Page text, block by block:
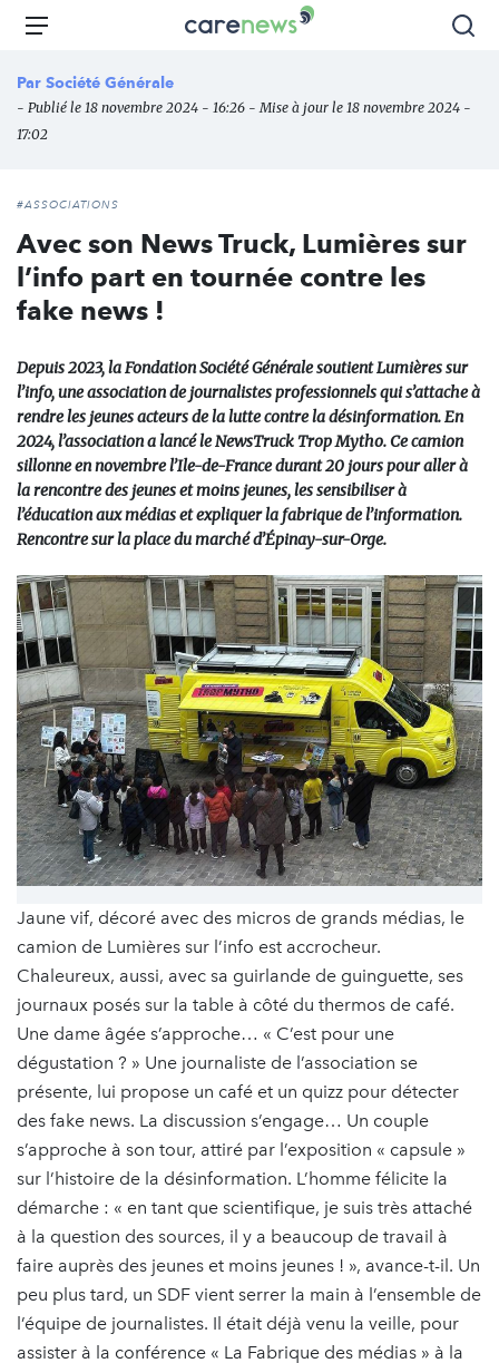
Aller
principal
Carenews,
des
Menu
Par Société Générale
- Publié le 18 novembre 2024 - 16:26 - Mise à jour le 18 novembre 2024 -
17:02
#ASSOCIATIONS
Avec son News Truck, Lumières sur
l’info part en tournée contre les
fake news !
Depuis 2023, la Fondation Société Générale soutient Lumières sur
l’info, une association de journalistes professionnels qui s’attache à
rendre les jeunes acteurs de la lutte contre la désinformation. En
2024, l’association a lancé le NewsTruck Trop Mytho. Ce camion
sillonne en novembre l’Ile-de-France durant 20 jours pour aller à
la rencontre des jeunes et moins jeunes, les sensibiliser à
l’éducation aux médias et expliquer la fabrique de l’information.
Rencontre sur la place du marché d’Épinay-sur-Orge.
Jaune vif, décoré avec des micros de grands médias, le
camion de Lumières sur l’info est accrocheur.
Chaleureux, aussi, avec sa guirlande de guinguette, ses
journaux posés sur la table à côté du thermos de café.
Une dame âgée s’approche… « C’est pour une
dégustation ? » Une journaliste de l’association se
présente, lui propose un café et un quizz pour détecter
des fake news. La discussion s’engage… Un couple
s’approche à son tour, attiré par l’exposition « capsule »
sur l’histoire de la désinformation. L’homme félicite la
démarche : « en tant que scientifique, je suis très attaché
à la question des sources, il y a beaucoup de travail à
faire auprès des jeunes et moins jeunes ! », avance-t-il. Un
peu plus tard, un SDF vient serrer la main à l’ensemble de
l’équipe de journalistes. Il était déjà venu la veille, pour
assister à la conférence « La Fabrique des médias » à la